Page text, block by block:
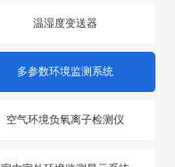
温湿度变送器
多参数环境监测系统
空气环境负氧离子检测仪